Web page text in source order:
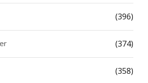
(396)
(374)
(358)